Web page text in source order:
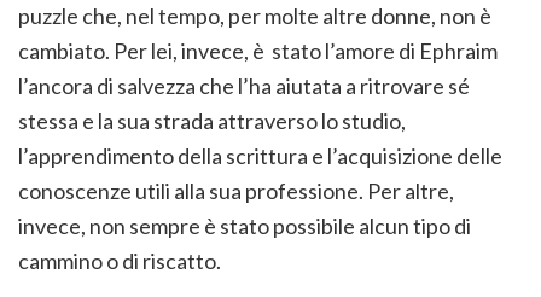
puzzle che, nel tempo, per molte altre donne, non è
cambiato. Per lei, invece, è stato l’amore di Ephraim
l’ancora di salvezza che l’ha aiutata a ritrovare sé
stessa e la sua strada attraverso lo studio,
l’apprendimento della scrittura e l’acquisizione delle
conoscenze utili alla sua professione. Per altre,
invece, non sempre è stato possibile alcun tipo di
cammino o di riscatto.